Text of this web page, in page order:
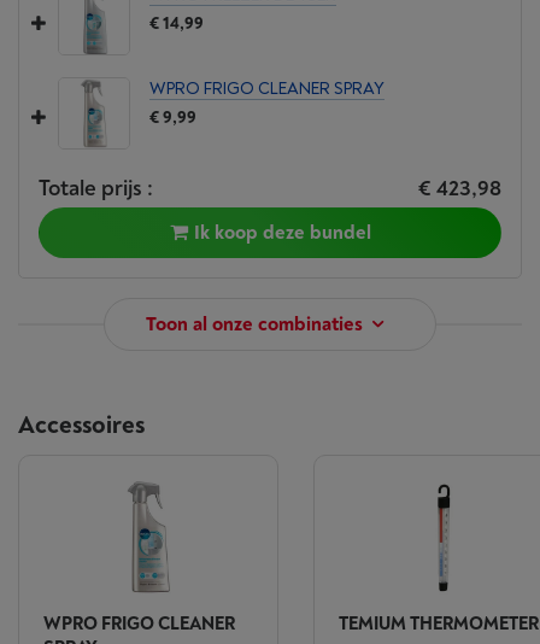
€ 14,99
WPRO FRIGO CLEANER SPRAY
€ 9,99
Totale prijs : € 423,98
Ik koop deze bundel
Toon al onze combinaties
Accessoires
WPRO FRIGO CLEANER
TEMIUM THERMOMETER